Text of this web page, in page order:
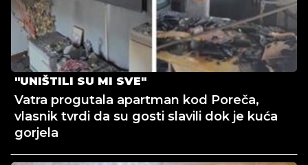
"UNIŠTILI SU MI SVE"
Vatra progutala apartman kod Poreča,
vlasnik tvrdi da su gosti slavili dok je kuća
gorjela